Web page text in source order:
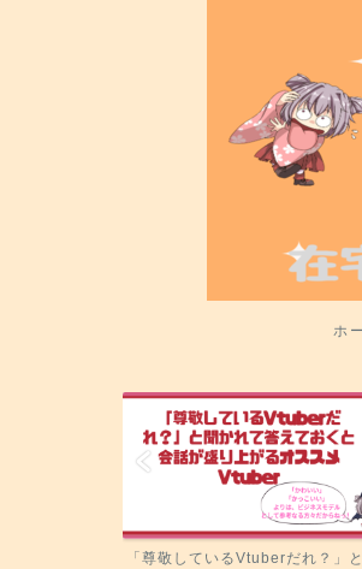
ホ
「尊敬しているVtuberだれ？」と